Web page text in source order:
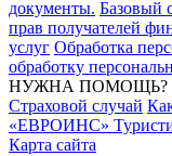
документы. Базовый
прав получателей
услуг Обработка
обработку
НУЖНА ПОМОЩЬ?
Страховой случай
«ЕВРОИНС»
Карта сайта